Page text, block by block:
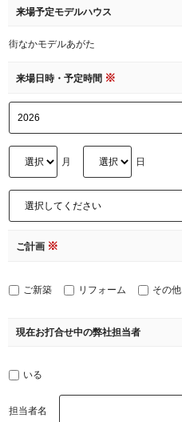
来場予定モデルハウス
街なかモデルあがた
来場日時・予定時間 ※
月 日
ご計画 ※
ご新築 リフォーム その他
現在お打合せ中の弊社担当者
いる
担当者名